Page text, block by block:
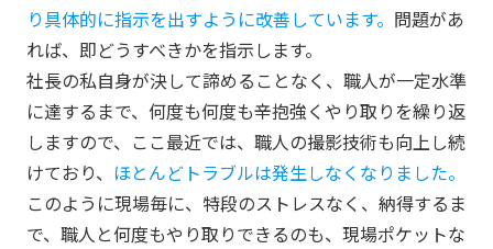
り具体的に指示を出すように改善しています。 問題があ
れば、即どうすべきかを指示します。
社長の私自身が決して諦めることなく、職人が一定水準
に達するまで、何度も何度も辛抱強くやり取りを繰り返
しますので、ここ最近では、職人の撮影技術も向上し続
けており、 ほとんどトラブルは発生しなくなりました。
このように現場毎に、特段のストレスなく、納得するま
で、職人と何度もやり取りできるのも、現場ポケットな